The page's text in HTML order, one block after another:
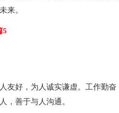
来。
5
好，为人诚实谦虚。工作勤奋
，善于与人沟通。